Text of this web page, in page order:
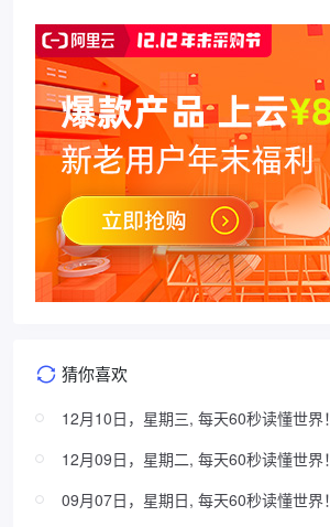
猜你喜欢
12月10日，星期三, 每天60秒读懂世界！
12月09日，星期二, 每天60秒读懂世界！
09月07日，星期日, 每天60秒读懂世界！